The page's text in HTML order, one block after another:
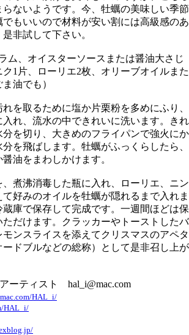
ないようです。今、牡蠣の美味しい季節
もいいので材料が安い割には高級感のあ
非試して下さい。
ム、オイスターソースまたは醤油大さじ
1片、ローリエ2枚、オリーブオイルまた
油でも）
を取るために塩か片栗粉を多めにふり、
れ、流水の中できれいに洗います。きれ
を切り、大きめのフライパンで強火にか
を飛ばします。牡蠣がふっくらしたら、
油をまわしかけます。
煮沸消毒した瓶に入れ、ローリエ、ニン
好みのオイルを牡蠣が隠れるまで入れま
庫で保存して完成です。一週間ほどは保
だけます。クラッカーやトーストしたバ
ンスライスを添えてクリスマスのアペタ
ドブルなどの総称）として是非召し上が
ーティスト hal_i@mac.com
HAL_i/
HAL_i/